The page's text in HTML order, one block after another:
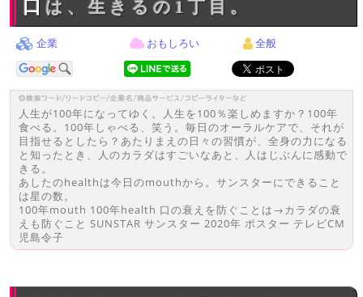
口は、生きるの1丁目。
企業 おもしろい 全般
人生が100年になってゆく。人生を100％楽しめますか？100年
食べる。100年しゃべる、笑う。毎日のオーラルケアで、それが
目指せるとしたら？あたりまえの日々の習慣が、全身の力になる
と知ったとき、人のカラダはすごいなあと、人はじぶんに感動で
きる。
あしたのhealthは今日のmouthから。サンスターにできること
は星の数。
100年mouth 100年health 口の衰えを防ぐことは→カラダの衰
えも防ぐこと SUNSTAR サンスター 2020年 ポスター テレビCM
児島令子